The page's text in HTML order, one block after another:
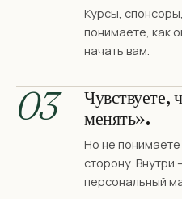
Курсы,
понимаете, как
начать вам.
03
Чувствуете,
менять».
Но не понимаете
сторону. Внутри
персональный